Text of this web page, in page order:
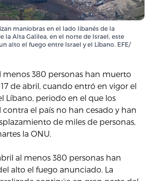
maniobras en el lado libanés de la
la Alta Galilea, en el norte de Israel, este
alto el fuego entre Israel y el Líbano. EFE/
menos 380 personas han muerto
de abril, cuando entró en vigor el
Líbano, periodo en el que los
contra el país no han cesado y han
de miles de personas,
la ONU.
al menos 380 personas han
alto el fuego anunciado. La